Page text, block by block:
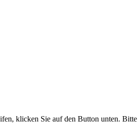
klicken Sie auf den Button unten. Bitte